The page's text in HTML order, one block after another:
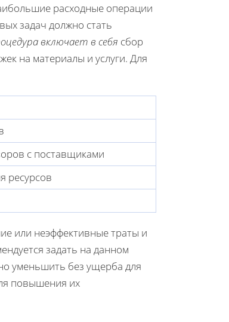
расходные операции
задач должно стать
включает в себя сбор
на материалы и услуги. Для
с поставщиками
ресурсов
или неэффективные траты и
задать на данном
уменьшить без ущерба для
повышения их